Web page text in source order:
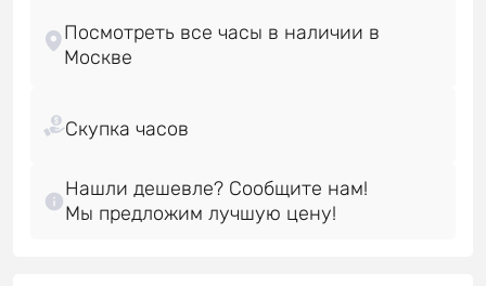
Посмотреть все часы в наличии в
Нашли дешевле? Сообщите нам!
Мы предложим лучшую цену!